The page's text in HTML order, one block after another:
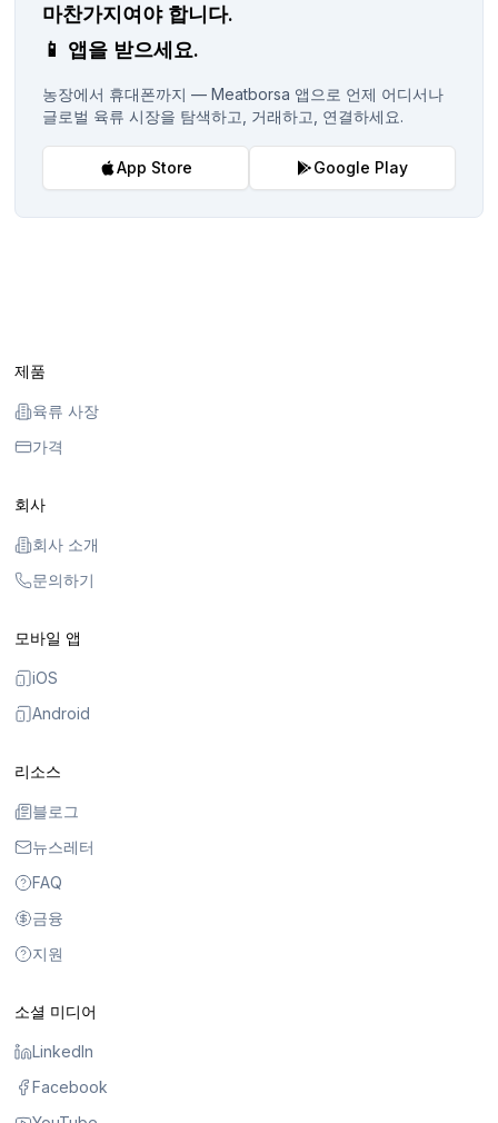
마찬가지여야 합니다.
📱 앱을 받으세요.
농장에서 휴대폰까지 — Meatborsa 앱으로 언제 어디서나
글로벌 육류 시장을 탐색하고, 거래하고, 연결하세요.
App Store Google Play
제품
육류 사장
가격
회사
회사 소개
문의하기
모바일 앱
iOS
Android
리소스
블로그
뉴스레터
FAQ
금융
지원
소셜 미디어
LinkedIn
Facebook